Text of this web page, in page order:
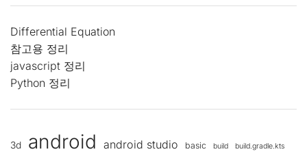
Differential Equation
참고용 정리
javascript 정리
Python 정리
3d android android studio basic build build.gradle.kts